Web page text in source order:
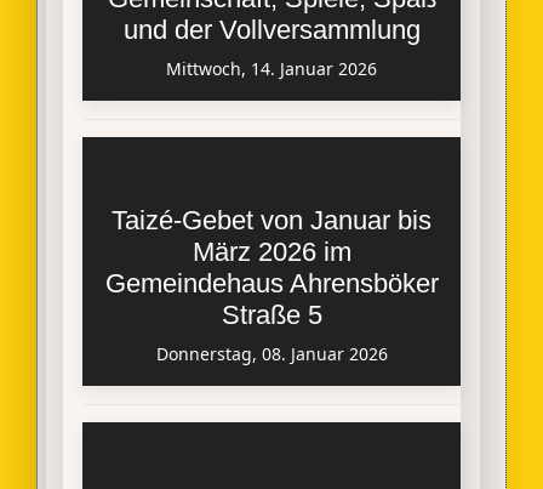
und der Vollversammlung
Mittwoch, 14. Januar 2026
Taizé-Gebet von Januar bis
März 2026 im
Gemeindehaus Ahrensböker
Straße 5
Donnerstag, 08. Januar 2026